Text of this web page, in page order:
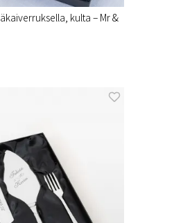
kulta – Mr &